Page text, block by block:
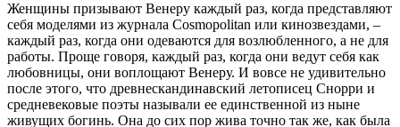
Женщины призывают Венеру каждый раз, когда представляют
себя моделями из журнала Cosmopolitan или кинозвездами, –
каждый раз, когда они одеваются для возлюбленного, а не для
работы. Проще говоря, каждый раз, когда они ведут себя как
любовницы, они воплощают Венеру. И вовсе не удивительно
после этого, что древнескандинавский летописец Снорри и
средневековые поэты называли ее единственной из ныне
живущих богинь. Она до сих пор жива точно так же, как была